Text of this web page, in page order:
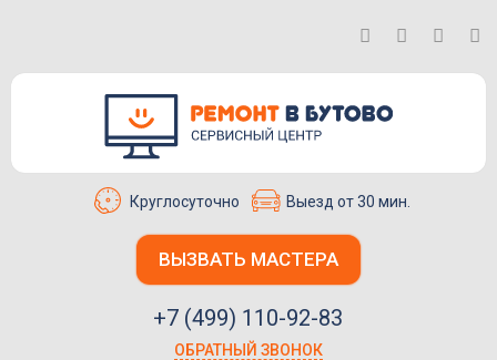
Круглосуточно Выезд от 30 мин.
ВЫЗВАТЬ МАСТЕРА
+7 (499) 110-92-83
ОБРАТНЫЙ ЗВОНОК